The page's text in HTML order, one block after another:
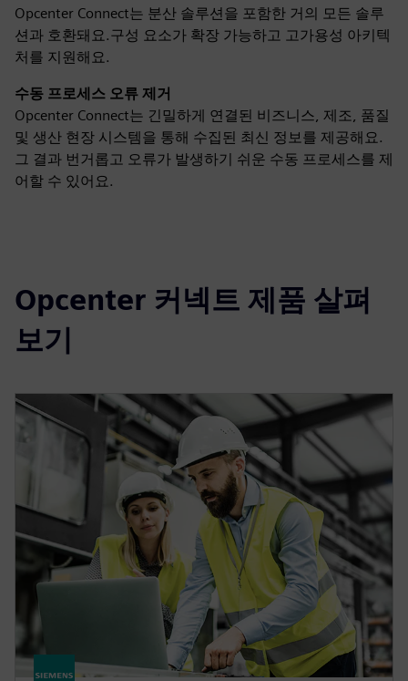
Opcenter Connect는 분산 솔루션을 포함한 거의 모든 솔루
션과 호환돼요.구성 요소가 확장 가능하고 고가용성 아키텍
처를 지원해요.
수동 프로세스 오류 제거
Opcenter Connect는 긴밀하게 연결된 비즈니스, 제조, 품질
및 생산 현장 시스템을 통해 수집된 최신 정보를 제공해요.
그 결과 번거롭고 오류가 발생하기 쉬운 수동 프로세스를 제
어할 수 있어요.
Opcenter 커넥트 제품 살펴
보기